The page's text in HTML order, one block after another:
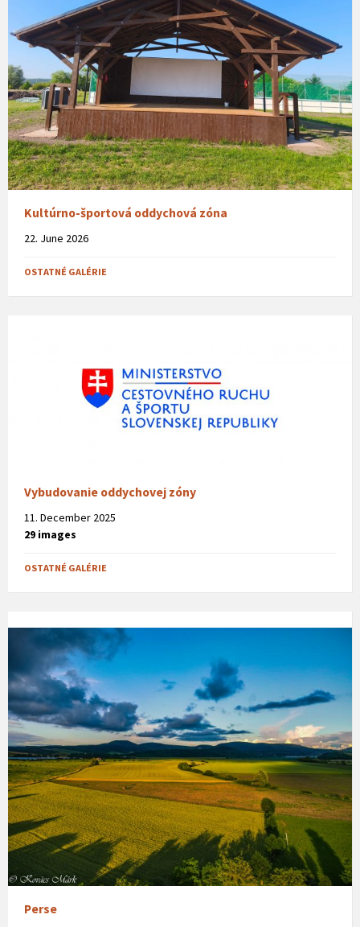
Kultúrno-športová oddychová zóna
22. June 2026
OSTATNÉ GALÉRIE
Vybudovanie oddychovej zóny
11. December 2025
29 images
OSTATNÉ GALÉRIE
Perse